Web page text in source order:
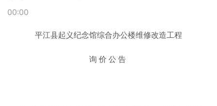
00:00
平江县起义纪念馆综合办公楼维修改造工程
询价公告